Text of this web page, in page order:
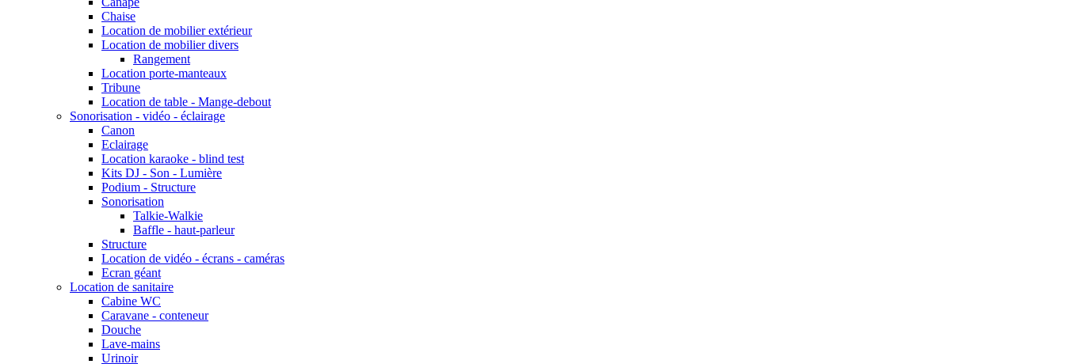
Chaise
Location de mobilier extérieur
Location de mobilier divers
Rangement
Location porte-manteaux
Tribune
Location de table - Mange-debout
Sonorisation - vidéo - éclairage
Canon
Eclairage
Location karaoke - blind test
Kits DJ - Son - Lumière
Podium - Structure
Sonorisation
Talkie-Walkie
Baffle - haut-parleur
Structure
Location de vidéo - écrans - caméras
Ecran géant
Location de sanitaire
Cabine WC
Caravane - conteneur
Douche
Lave-mains
Urinoir